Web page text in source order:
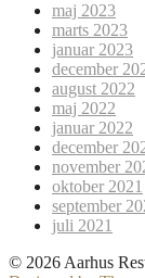
maj 2023
marts 2023
januar 2023
december
august 2022
maj 2022
januar 2022
december
november
oktober 2021
september
juli 2021
© 2026 Aarhus